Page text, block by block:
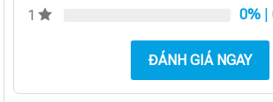
1
0%
ĐÁNH GIÁ NGAY